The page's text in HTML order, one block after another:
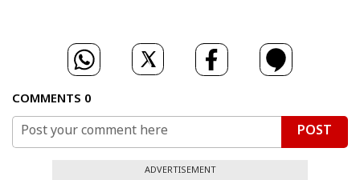
COMMENTS 0
POST
ADVERTISEMENT